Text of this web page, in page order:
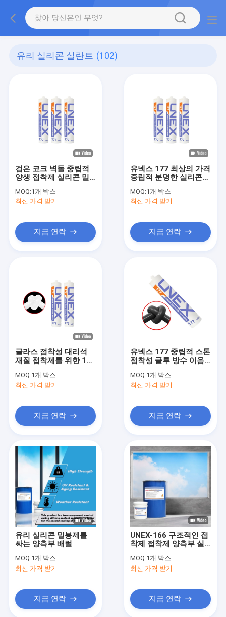
유리 실리콘 실란트 (102)
검은 코크 벽돌 중립적
양생 접착제 실리콘 밀
MOQ:1개 박스
최신 가격 받기
지금 연락
유넥스 177 최상의 가격
중립적 분명한 실리콘
실리콘 겔 점착성 글루
MOQ:1개 박스
최신 가격 받기
지금 연락
글라스 점착성 대리석
재질 접착제를 위한 177
MOQ:1개 박스
최신 가격 받기
지금 연락
유넥스 177 중립적 스톤
점착성 글루 방수 이음
제
MOQ:1개 박스
최신 가격 받기
지금 연락
유리 실리콘 밀봉제를
싸는 양측부 배럴
MOQ:1개 박스
최신 가격 받기
지금 연락
UNEX-166 구조적인 접
착제 접착제 양측부 실
릅니다
MOQ:1개 박스
최신 가격 받기
지금 연락